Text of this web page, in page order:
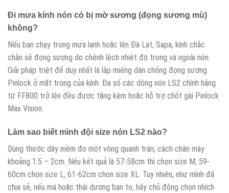
Đi mưa kính nón có bị mờ sương (đọng sương mù)
không?
Nếu bạn chạy trong mưa lạnh hoặc lên Đà Lạt, Sapa, kính chắc
chắn sẽ đọng sương do chênh lệch nhiệt độ trong và ngoài nón.
Giải pháp triệt để duy nhất là lắp miếng dán chống đọng sương
Pinlock ở mặt trong của kính. Đa số các dòng nón LS2 chính hãng
từ FF800 trở lên đều được tặng kèm hoặc hỗ trợ chốt gài Pinlock
Max Vision.
Làm sao biết mình đội size nón LS2 nào?
Dùng thước dây mềm đo một vòng quanh trán, cách chân mày
khoảng 1.5 – 2cm. Nếu kết quả là 57-58cm thì chọn size M, 59-
60cm chọn size L, 61-62cm chọn size XL. Tuy nhiên, như mình đã
chia sẻ, nếu má hoặc thái dương bạn to, hãy chủ động chọn nhích